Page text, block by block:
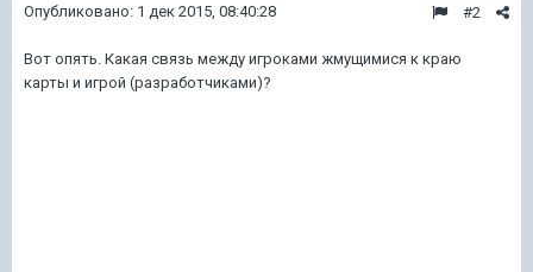
#2
Опубликовано: 1 дек 2015, 08:40:28
Вот опять. Какая связь между игроками жмущимися к краю
карты и игрой (разработчиками)?